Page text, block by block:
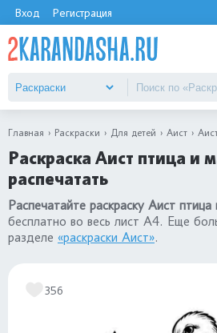
Вход Регистрация
Главная Раскраски Для детей Аист
Раскраска Аист птица и
распечатать
Распечатайте раскраску Аист
бесплатно во весь лист А4. Еще
разделе «раскраски Аист».
356